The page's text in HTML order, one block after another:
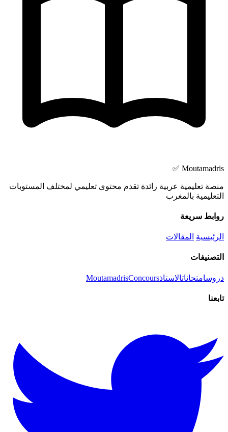
Moutamadris ✅
منصة تعليمية عربية رائدة تقدم محتوى تعليمي لمختلف المستوبات
التعليمية بالمغرب
روابط سريعة
الرئيسية المقالات
التصنيفات
دروسامتحاناتالاستاذ MoutamadrisConcours
تابعنا